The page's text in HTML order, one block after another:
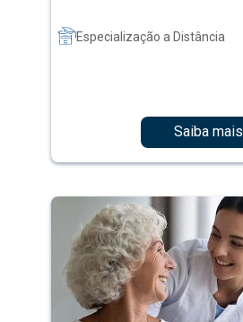
Especialização a Distância
Saiba mais